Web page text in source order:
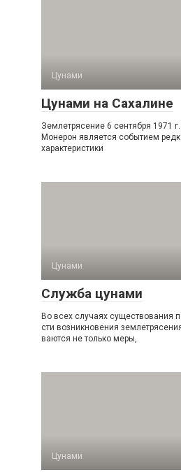
Цунами
Цунами на Сахалине
Землетрясение 6 сентября 1971
Монерон является событием
характеристики
Цунами
Служба цунами
Во всех случаях существования
сти возникновения
ваются не только меры,
Цунами